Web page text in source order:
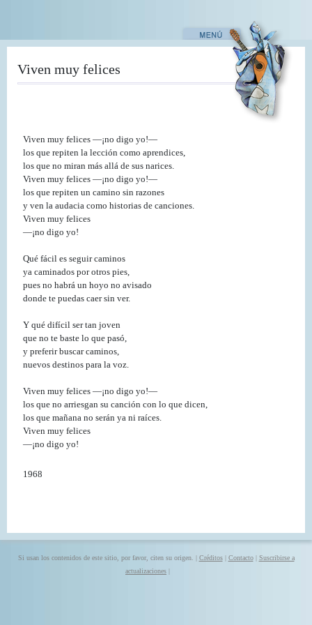
contenido
Viven muy felices
Viven muy felices ―¡no digo yo!―
los que repiten la lección como aprendices,
los que no miran más allá de sus narices.
Viven muy felices ―¡no digo yo!―
los que repiten un camino sin razones
y ven la audacia como historias de canciones.
Viven muy felices
―¡no digo yo!
Qué fácil es seguir caminos
ya caminados por otros pies,
pues no habrá un hoyo no avisado
donde te puedas caer sin ver.
Y qué difícil ser tan joven
que no te baste lo que pasó,
y preferir buscar caminos,
nuevos destinos para la voz.
Viven muy felices ―¡no digo yo!―
los que no arriesgan su canción con lo que dicen,
los que mañana no serán ya ni raíces.
Viven muy felices
―¡no digo yo!
1968
Si usan los contenidos de este sitio, por favor, citen su origen. | Créditos| Contacto| Suscribirse a
actualizaciones |